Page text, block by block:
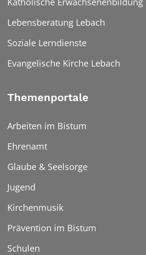
Lebensberatung Lebach
Soziale Lerndienste
Evangelische Kirche Lebach
Themenportale
Arbeiten im Bistum
Ehrenamt
Glaube & Seelsorge
Jugend
Kirchenmusik
Prävention im Bistum
Schulen